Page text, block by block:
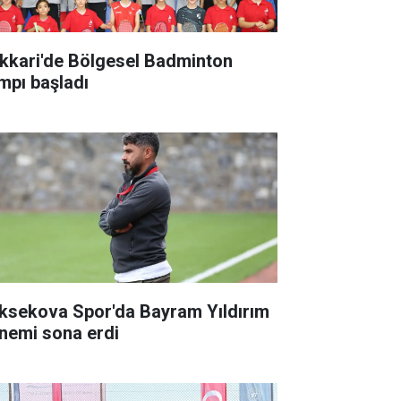
Bölgesel Badminton
başladı
Spor'da Bayram Yıldırım
sona erdi